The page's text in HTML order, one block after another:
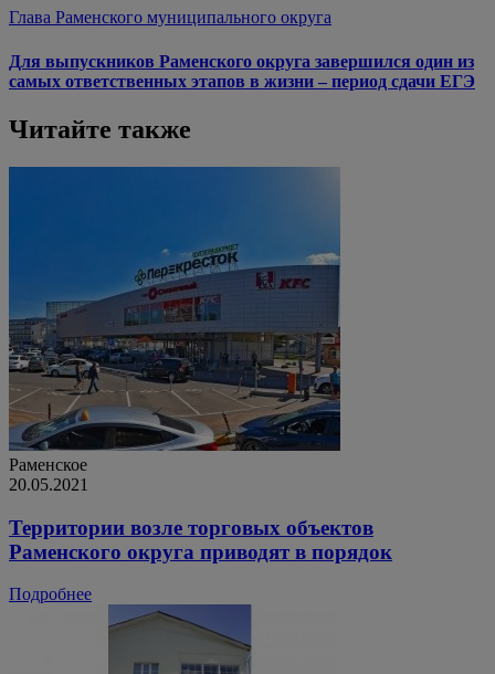
Глава Раменского муниципального округа
Для выпускников Раменского округа завершился один из
самых ответственных этапов в жизни – период сдачи ЕГЭ
Читайте также
Раменское
20.05.2021
Территории возле торговых объектов
Раменского округа приводят в порядок
Подробнее